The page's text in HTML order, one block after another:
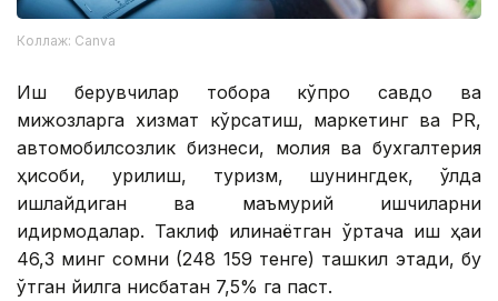
Коллаж: Canva
Иш берувчилар тобора кўпроқ савдо ва
мижозларга хизмат кўрсатиш, маркетинг ва PR,
автомобилсозлик бизнеси, молия ва бухгалтерия
ҳисоби, қурилиш, туризм, шунингдек, қўлда
ишлайдиган ва маъмурий ишчиларни
қидирмоқдалар. Таклиф қилинаётган ўртача иш ҳақи
46,3 минг сомни (248 159 тенге) ташкил этади, бу
ўтган йилга нисбатан 7,5% га паст.